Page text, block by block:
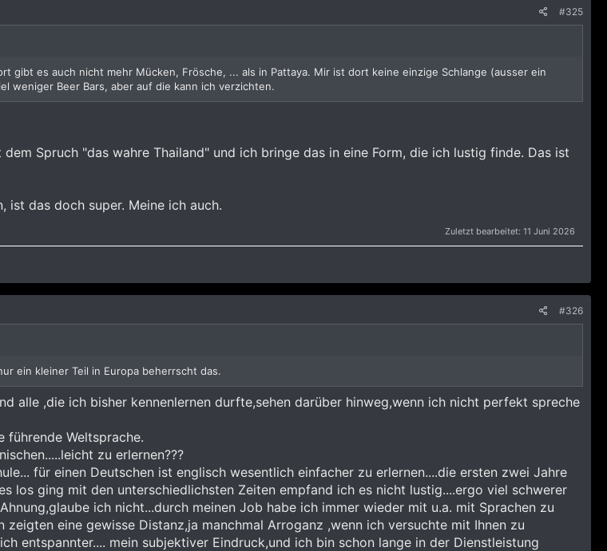
#325
gibt es auch nicht mehr Mücken, Frösche, ... als in Pattaya. Mir ist dort keine einzige Schlange (ausser ein
weniger Beer Bars, aber auf die kann ich verzichten.
Spruch "das wahre Thailand" und ich bringe das in eine Form, die ich lustig finde. Das ist
ist das doch super. Meine ich auch.
Zuletzt bearbeitet: 11 Juni 2026
#326
ein kleiner Teil in Europa beherrscht das.
alle ,die ich bisher kennenlernen durfte,sehen darüber hinweg,wenn ich nicht perfekt spreche
führende Weltsprache.
zu erlernen???
für einen Deutschen ist englisch wesentlich einfacher zu erlernen....die ersten zwei Jahre
los ging mit den unterschiedlichsten Zeiten empfand ich es nicht lustig....ergo viel schwerer
ich nicht...durch meinen Job habe ich immer wieder mit u.a. mit Sprachen zu
eine gewisse Distanz,ja manchmal Arroganz ,wenn ich versuchte mit Ihnen zu
entspannter.... mein subjektiver Eindruck,und ich bin schon lange in der Dienstleistung